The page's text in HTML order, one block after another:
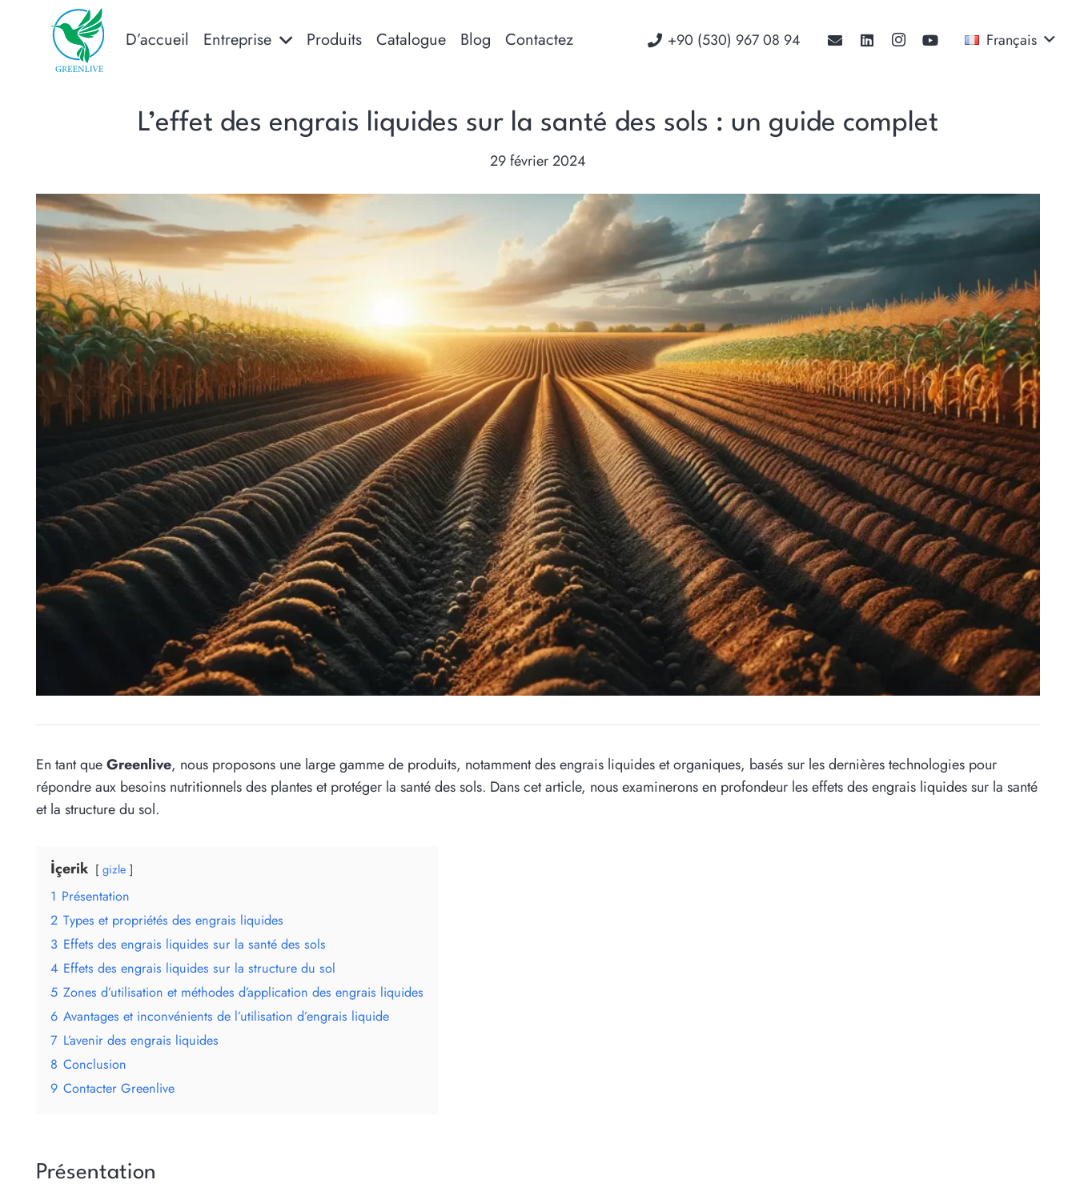
D’accueil Entreprise Produits Catalogue Blog Contactez ‭+90 (530) 967 08 94‬ Français
L’effet des engrais liquides sur la santé des sols : un guide complet
29 février 2024
En tant queGreenlive, nous proposons une large gamme de produits, notamment des engrais liquides et organiques, basés sur les dernières technologies pour
répondre aux besoins nutritionnels des plantes et protéger la santé des sols. Dans cet article, nous examinerons en profondeur les effets des engrais liquides sur la santé
et la structure du sol.
İçerik gizle
1 Présentation
2 Types et propriétés des engrais liquides
3 Effets des engrais liquides sur la santé des sols
4 Effets des engrais liquides sur la structure du sol
5 Zones d’utilisation et méthodes d’application des engrais liquides
6 Avantages et inconvénients de l’utilisation d’engrais liquide
7 L’avenir des engrais liquides
8 Conclusion
9 Contacter Greenlive
Présentation